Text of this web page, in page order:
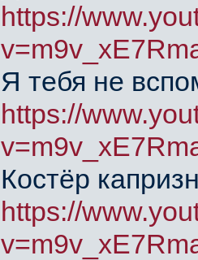
https://
Я тебя не
https://
Костёр
https://